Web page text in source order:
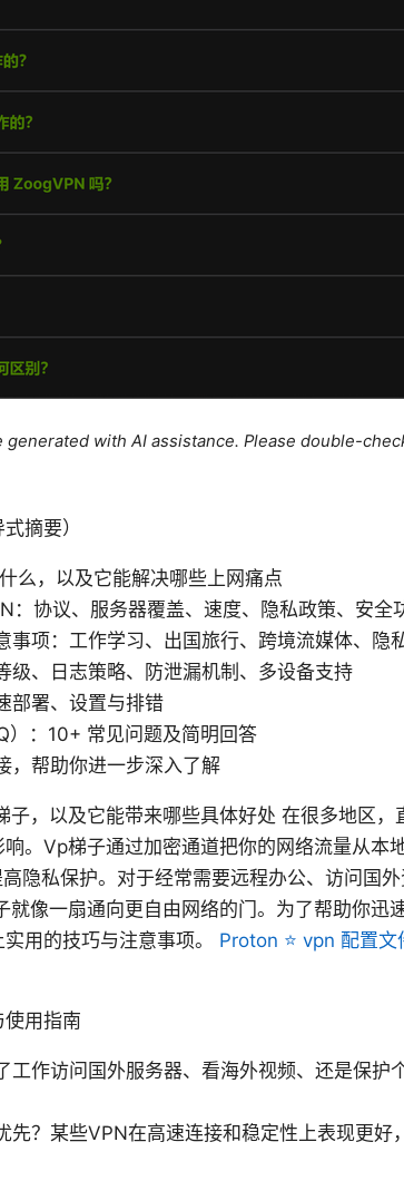
with AI assistance. Please double-
摘要）
么，以及它能解决哪些上网痛点
：协议、服务器覆盖、速度、隐私政策、安全
事项：工作学习、出国旅行、跨境流媒体、隐
级、日志策略、防泄漏机制、多设备支持
部署、设置与排错
）：10+ 常见问题及简明回答
，帮助你进一步深入了解
，以及它能带来哪些具体好处 在很多地区，
。Vp梯子通过加密通道把你的网络流量从本
隐私保护。对于经常需要远程办公、访问国
就像一扇通向更自由网络的门。为了帮助你迅
用的技巧与注意事项。 Proton ⭐ vpn 配置
用指南
工作访问国外服务器、看海外视频、还是保护
先？某些VPN在高速连接和稳定性上表现更好